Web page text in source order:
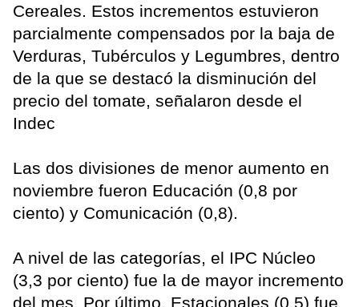
Cereales. Estos incrementos estuvieron
parcialmente compensados por la baja de
Verduras, Tubérculos y Legumbres, dentro
de la que se destacó la disminución del
precio del tomate, señalaron desde el
Indec
Las dos divisiones de menor aumento en
noviembre fueron Educación (0,8 por
ciento) y Comunicación (0,8).
A nivel de las categorías, el IPC Núcleo
(3,3 por ciento) fue la de mayor incremento
del mes. Por último, Estacionales (0,5) fue